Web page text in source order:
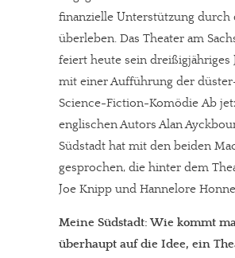
finanzielle Unterstützung durch
überleben. Das Theater am
feiert heute sein dreißigjähriges
mit einer Aufführung der
Science-Fiction-Komödie Ab
englischen Autors Alan
Südstadt hat mit den beiden
gesprochen, die hinter dem
Joe Knipp und Hannelore
Meine Südstadt: Wie kommt
überhaupt auf die Idee, ein